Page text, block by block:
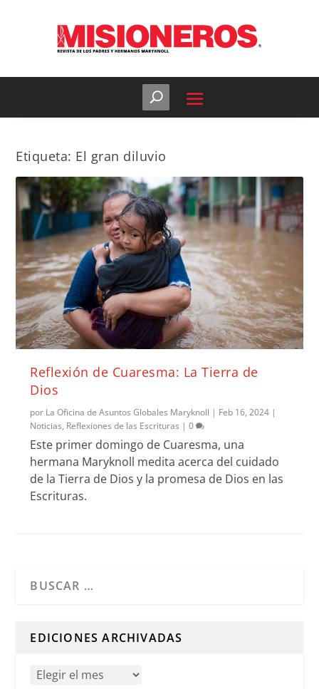
Etiqueta: El gran diluvio
Reflexión de Cuaresma: La Tierra de
Dios
por La Oficina de Asuntos Globales Maryknoll | Feb 16, 2024 |
Noticias, Reflexiones de las Escrituras |0
Este primer domingo de Cuaresma, una
hermana Maryknoll medita acerca del cuidado
de la Tierra de Dios y la promesa de Dios en las
Escrituras.
EDICIONES ARCHIVADAS